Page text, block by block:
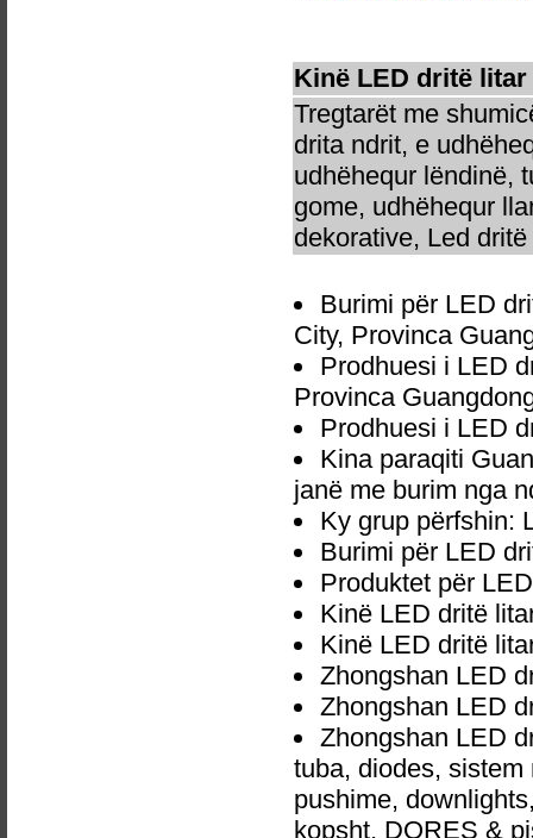
Kinë LED dritë
Tregtarët me
drita ndrit, e
udhëhequr lëndinë,
gome, udhëhequr
dekorative, Led
Burimi për LED
City, Provinca
Prodhuesi i LED
Provinca
Prodhuesi i LED
Kina paraqiti
janë me burim nga
Ky grup përfshin:
Burimi për LED
Produktet për
Kinë LED dritë
Kinë LED dritë
Zhongshan LED
Zhongshan LED
Zhongshan LED
tuba, diodes,
pushime,
kopsht, DORES &